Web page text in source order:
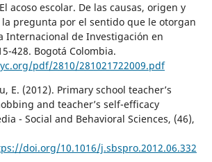
acoso escolar. De las causas, origen y
pregunta por el sentido que le otorgan
Internacional de Investigación en
428. Bogotá Colombia.
pdf/2810/281021722009.pdf
E. (2012). Primary school teacher’s
and teacher’s self-efficacy
- Social and Behavioral Sciences, (46),
doi.org/10.1016/j.sbspro.2012.06.332